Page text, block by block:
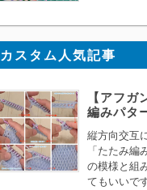
カスタム人気記事
【アフ
編みパタ
縦方向交互
「たたみ編
の模様と組
てもいいで